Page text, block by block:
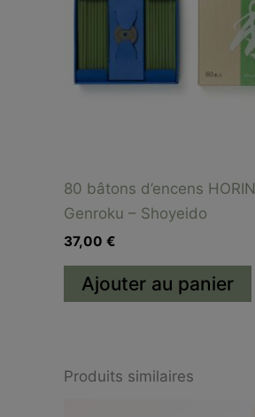
80 bâtons d’encens HORIN
Genroku – Shoyeido
37,00 €
Ajouter au panier
Produits similaires